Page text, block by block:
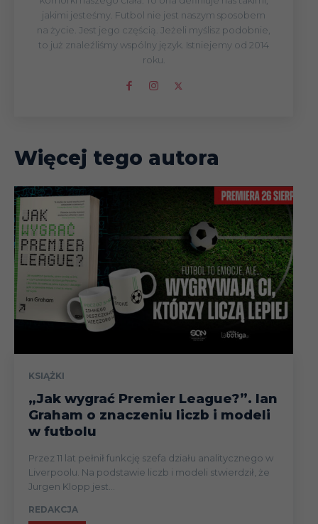
jakimi jesteśmy. Futbol nie jest naszym sposobem
na życie. Jest jego częścią. Jeżeli myślisz podobnie,
to już znaleźliśmy wspólny język. Istniejemy od 2014
roku.
Więcej tego autora
KSIĄŻKI
„Jak wygrać Premier League?”. Ian
Graham o znaczeniu liczb i modeli
w futbolu
Przez 11 lat pełnił funkcję szefa działu analitycznego w
Liverpoolu. Na podstawie liczb i modeli stwierdził, że
Jurgen Klopp jest...
REDAKCJA